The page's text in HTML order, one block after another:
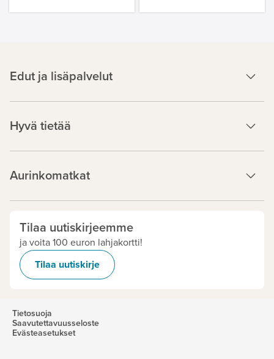
Edut ja lisäpalvelut
Hyvä tietää
Aurinkomatkat
Tilaa uutiskirjeemme
ja voita 100 euron lahjakortti!
Tilaa uutiskirje
Tietosuoja
Saavutettavuusseloste
Evästeasetukset